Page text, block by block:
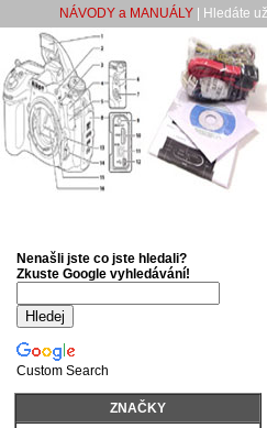
NÁVODY a MANUÁLY| Hledáte
Nenašli jste co jste hledali?
Zkuste Google vyhledávání!
Custom Search
ZNAČKY